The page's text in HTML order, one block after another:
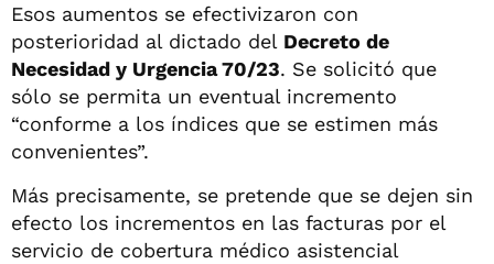
Esos aumentos se efectivizaron con
posterioridad al dictado del Decreto de
Necesidad y Urgencia 70/23. Se solicitó que
sólo se permita un eventual incremento
“conforme a los índices que se estimen más
convenientes”.
Más precisamente, se pretende que se dejen sin
efecto los incrementos en las facturas por el
servicio de cobertura médico asistencial